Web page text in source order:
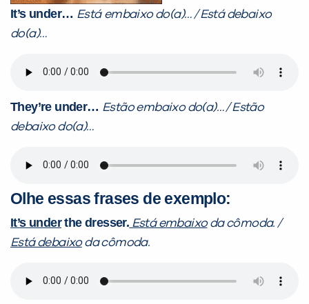
It’s under… Está embaixo do(a)… / Está debaixo
do(a)…
They’re under… Estão embaixo do(a)… / Estão
debaixo do(a)…
Olhe essas frases de exemplo:
It’s underthe dresser. Está embaixoda cômoda. /
Está debaixoda cômoda.